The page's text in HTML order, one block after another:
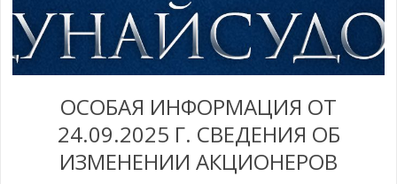
ОСОБАЯ ИНФОРМАЦИЯ ОТ
24.09.2025 Г. СВЕДЕНИЯ ОБ
ИЗМЕНЕНИИ АКЦИОНЕРОВ